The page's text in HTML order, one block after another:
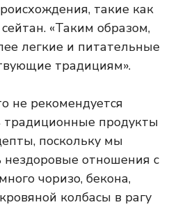
такие как
«Таким образом,
легкие и питательные
традициям».
не рекомендуется
традиционные продукты
поскольку мы
нездоровые отношения с
чоризо, бекона,
колбасы в рагу